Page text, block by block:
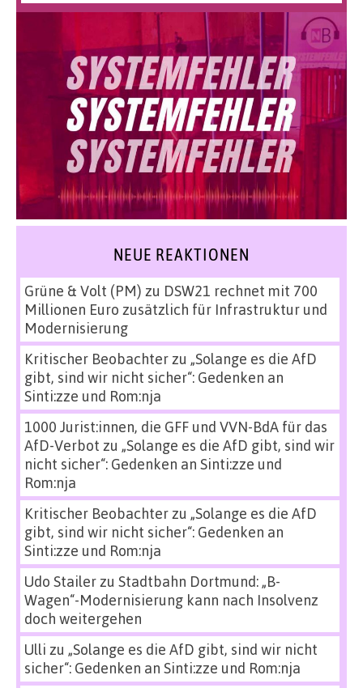
NEUE REAKTIONEN
Grüne & Volt (PM) zu DSW21 rechnet mit 700
Millionen Euro zusätzlich für Infrastruktur und
Modernisierung
Kritischer Beobachterzu „Solange es die AfD
gibt, sind wir nicht sicher“: Gedenken an
Sinti:zze und Rom:nja
1000 Jurist:innen, die GFF und VVN-BdA für das
AfD-Verbot zu „Solange es die AfD gibt, sind wir
nicht sicher“: Gedenken an Sinti:zze und
Rom:nja
Kritischer Beobachterzu „Solange es die AfD
gibt, sind wir nicht sicher“: Gedenken an
Sinti:zze und Rom:nja
Udo Stailerzu Stadtbahn Dortmund: „B-
Wagen“-Modernisierung kann nach Insolvenz
doch weitergehen
Ulli zu „Solange es die AfD gibt, sind wir nicht
sicher“: Gedenken an Sinti:zze und Rom:nja